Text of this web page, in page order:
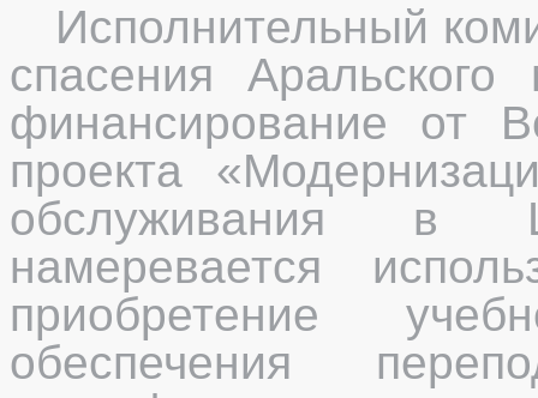
Исполнительный
спасения
финансирование от
проекта
обслуживания в
намеревается
приобретение
обеспечения